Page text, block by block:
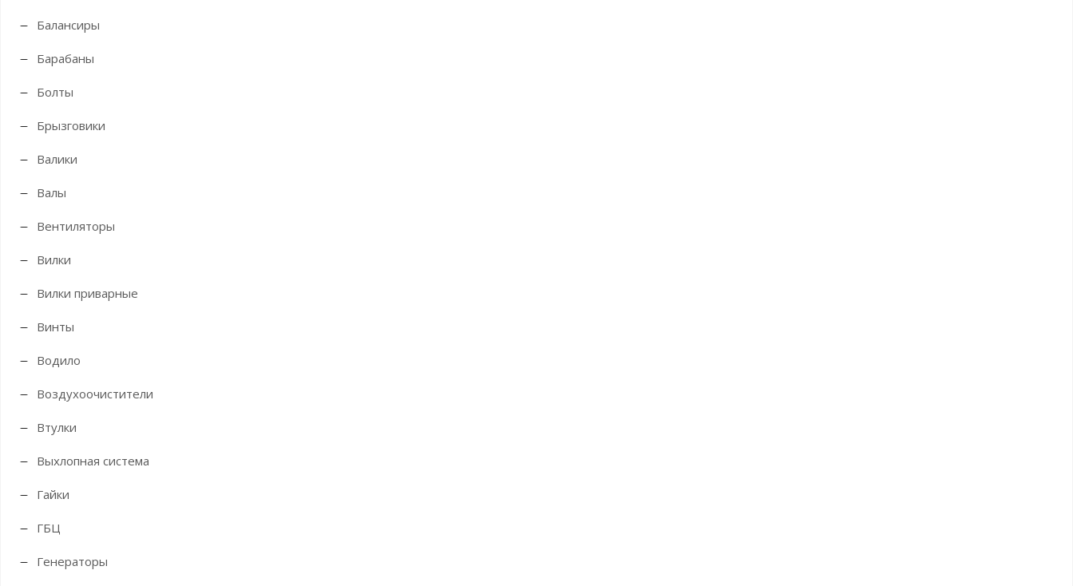
Балансиры
Барабаны
Болты
Брызговики
Валики
Валы
Вентиляторы
Вилки
Вилки приварные
Винты
Водило
Воздухоочистители
Втулки
Выхлопная система
Гайки
ГБЦ
Генераторы